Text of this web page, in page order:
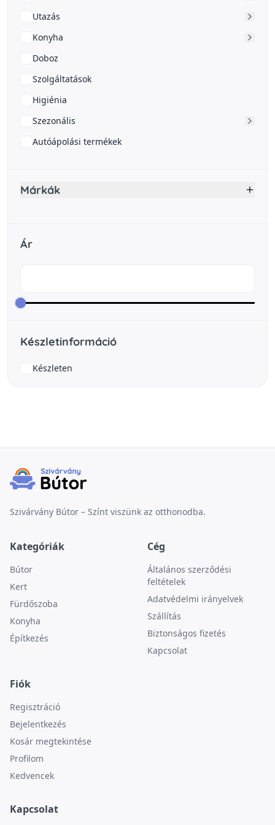
Utazás
Konyha
Doboz
Szolgáltatások
Higiénia
Szezonális
Autóápolási termékek
Márkák
Ár
Készletinformáció
Készleten
Szivárvány Bútor – Színt viszünk az otthonodba.
Kategóriák
Bútor
Kert
Fürdőszoba
Konyha
Építkezés
Cég
Általános szerződési
feltételek
Adatvédelmi irányelvek
Szállítás
Biztonságos fizetés
Kapcsolat
Fiók
Regisztráció
Bejelentkezés
Kosár megtekintése
Profilom
Kedvencek
Kapcsolat